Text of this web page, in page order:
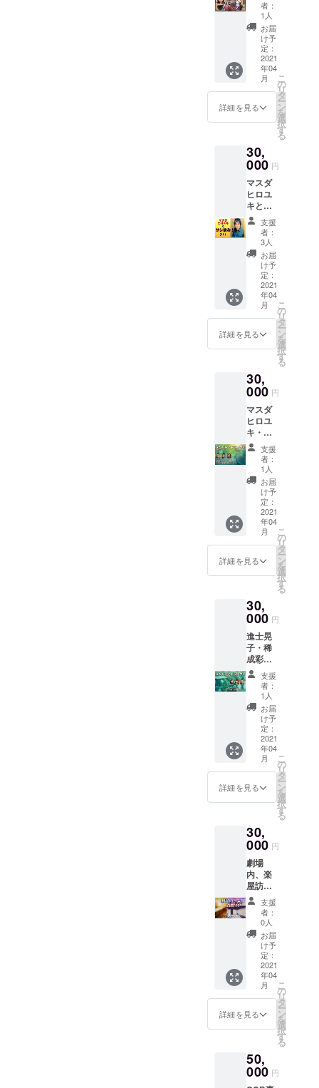
(土)13:0
0(B)/18:
00(A)
11日
(日)13:0
0(A)/17:
00(B) ※
開場は
開演時
間の30
分前 ※
の直接
のリ
ターン
になり
ます。
（１時
間） ※
追加さ
れたリ
ターン
になり
ます。
メール
にて日
時のご
相談を
頂きま
す。
者：
1人
お届
け予
定：
2021
年04
月
詳細を見る
こ
の
リ
タ
ー
ン
を
選
択
す
る
30,
000 円
マスダ
ヒロユ
キとサ
シ飲み
（１時
間） ※
日時は
メール
にてご
相談さ
せて頂
きま
す。 ※
場所は
東京都
内にな
す。そ
こまで
の交通
費は各
自負担
でお願
い致し
ます。
※自身の
飲食費
も別途
お願い
致しま
す。 ※
感染対
策等を
充分に
しま
す。
支援
者：
3人
お届
け予
定：
2021
年04
月
詳細を見る
こ
の
リ
タ
ー
ン
を
選
択
す
る
30,
000 円
マスダ
ヒロユ
キ・サ
カモト
カオ
リ・矢
作亮太
とドラ
イブ
（東京
都内）
集合は
東京都
内にな
りま
す。 日
メール
にてご
相談さ
せて頂
きま
す。 感
染対策
等を徹
底した
上で実
施させ
て頂き
ます。
ドライ
ブは２
時間程
度を予
支援
者：
1人
お届
け予
定：
2021
年04
月
詳細を見る
こ
の
リ
タ
ー
ン
を
選
択
す
る
30,
000 円
進士晃
子・稀
成彩
音・矢
作亮太
とドラ
イブ。
※追加さ
れたリ
ターン
になり
ます。
集合は
東京都
内にな
りま
時は
メール
にてご
相談さ
せて頂
きま
す。 感
染対策
等を徹
底した
上で実
施させ
て頂き
ます。
ドライ
ブは２
時間程
す。
支援
者：
1人
お届
け予
定：
2021
年04
月
詳細を見る
こ
の
リ
タ
ー
ン
を
選
択
す
る
30,
000 円
劇場
内、楽
屋訪問
ツアー
（本番
期間中
4/7(水)
11(日)
、 開場
前の時
間帯に
なりま
す。）
メール
にて日
決めさ
せて頂
きま
支援
者：
0人
お届
け予
定：
2021
年04
月
詳細を見る
こ
の
リ
タ
ー
ン
を
選
択
す
る
50,
000 円